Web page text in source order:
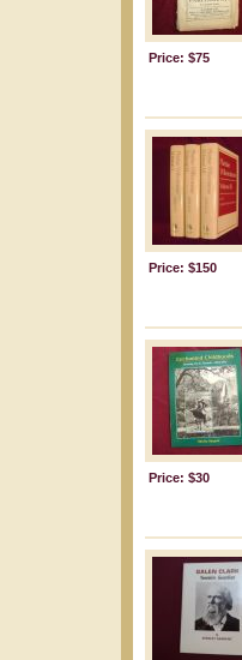
Price: $75
Price: $150
Price: $30